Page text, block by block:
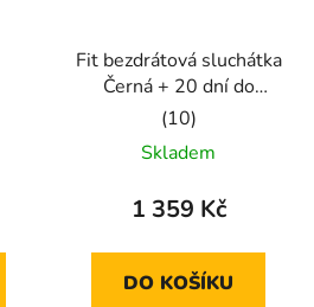
Fit bezdrátová sluchátka
Černá + 20 dní do
členství + seznam
písniček i audioknih
Průměrné
hodnocení
produktu
5,0
z
Skladem
1 359 Kč
DO KOŠÍKU